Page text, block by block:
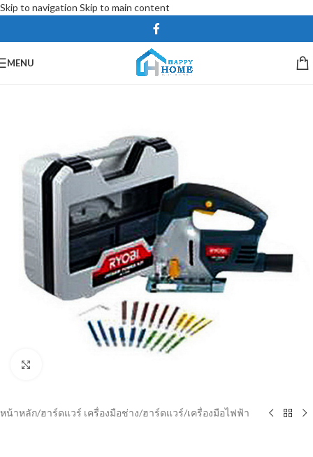
Skip to navigation Skip to main content
MENU
หน้าหลัก/ฮาร์ดแวร์ เครื่องมือช่าง/ฮาร์ดแวร์/เครื่องมือไฟฟ้า